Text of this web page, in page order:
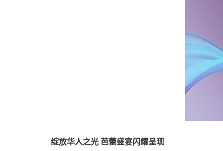
绽放华人之光 芭蕾盛宴闪耀呈现